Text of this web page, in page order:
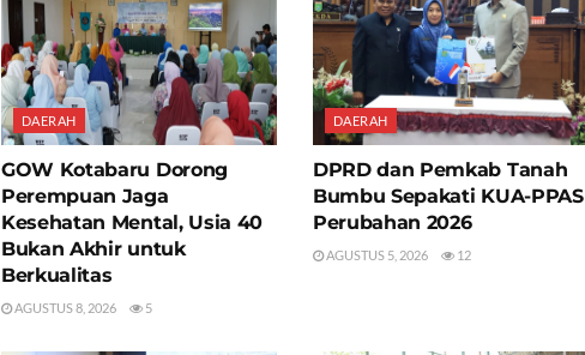
DAERAH
GOW Kotabaru Dorong
Perempuan Jaga
Kesehatan Mental, Usia 40
Bukan Akhir untuk
Berkualitas
AGUSTUS 8, 2026 5
DAERAH
DPRD dan Pemkab Tanah
Bumbu Sepakati KUA-PPAS
Perubahan 2026
AGUSTUS 5, 2026 12